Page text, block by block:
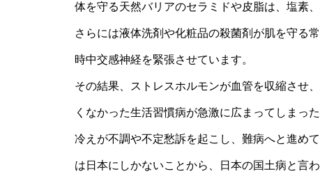
体を守る天然バリアのセラミドや皮脂は、塩素
さらには液体洗剤や化粧品の殺菌剤が肌を守る
時中交感神経を緊張させています。
その結果、ストレスホルモンが血管を収縮させ
くなかった生活習慣病が急激に広まってしまっ
冷えが不調や不定愁訴を起こし、難病へと進め
は日本にしかないことから、日本の国土病と言わ